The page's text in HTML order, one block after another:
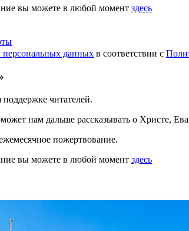
вы можете в любой момент здесь
персональных данных в соответствии с
читателей.
нам дальше рассказывать о Христе,
пожертвование.
вы можете в любой момент здесь